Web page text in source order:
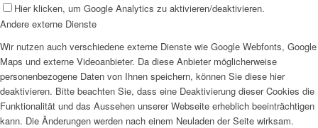
Hier klicken, um Google Analytics zu aktivieren/deaktivieren.
Andere externe Dienste
Wir nutzen auch verschiedene externe Dienste wie Google Webfonts, Google
Maps und externe Videoanbieter. Da diese Anbieter möglicherweise
personenbezogene Daten von Ihnen speichern, können Sie diese hier
deaktivieren. Bitte beachten Sie, dass eine Deaktivierung dieser Cookies die
Funktionalität und das Aussehen unserer Webseite erheblich beeinträchtigen
kann. Die Änderungen werden nach einem Neuladen der Seite wirksam.